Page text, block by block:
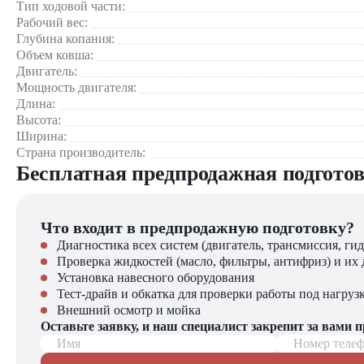
требующих сочетания мобильности и высокой
Выбор в пользу Develon DX190WA— это оптимальное
результаты при работе в самых сложных условиях
Экскаватор Develon DX190WAможно приобрести в
На нашем сайте вы найдете широкий выбор спецтехники,
Тип ходовой части:
Рабочий вес:
Глубина копания:
Объем ковша:
Двигатель:
Мощность двигателя:
Длина:
Высота:
Ширина:
Страна производитель:
Бесплатная предпродажная
Что входит в предпродажную подготовку?
Диагностика всех систем (двигатель, трансмиссия,
Проверка жидкостей (масло, фильтры, антифриз) и их
Установка навесного оборудования
Тест-драйв и обкатка для проверки работы под
Внешний осмотр и мойка
Оставьте заявку, и наш специалист закрепит за вами
Имя
Номер